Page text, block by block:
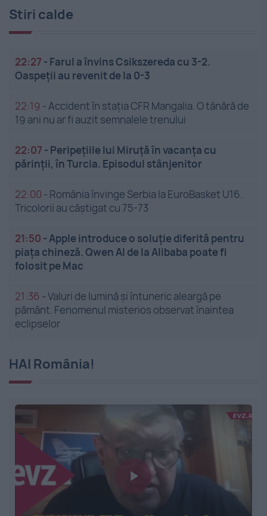
Stiri calde
22:27 - Farul a învins Csikszereda cu 3-2.
Oaspeții au revenit de la 0-3
22:19 -Accident în stația CFR Mangalia. O tânără de
19 ani nu ar fi auzit semnalele trenului
22:07 - Peripețiile lui Miruță în vacanța cu
părinții, în Turcia. Episodul stânjenitor
22:00 - România învinge Serbia la EuroBasket U16.
Tricolorii au câștigat cu 75-73
21:50 -Apple introduce o soluție diferită pentru
piața chineză. Qwen AI de la Alibaba poate fi
folosit pe Mac
21:36 -Valuri de lumină și întuneric aleargă pe
pământ. Fenomenul misterios observat înaintea
eclipselor
HAI România!